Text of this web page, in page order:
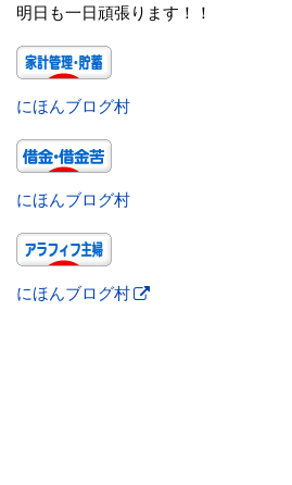
明日も一日頑張ります！！
にほんブログ村
にほんブログ村
にほんブログ村